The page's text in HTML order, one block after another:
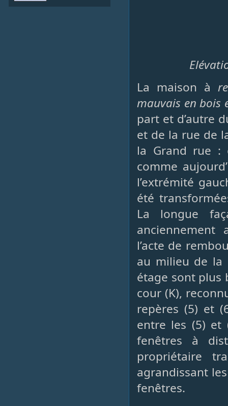
La maison à
mauvais en bois
part et d’autre
et de la rue de
la Grand rue :
comme
l’extrémité
été
La longue
anciennement
l’acte de
au milieu de la
étage sont plus
cour (K),
repères (5) et
entre les (5) et
fenêtres à
propriétaire
agrandissant
fenêtres.